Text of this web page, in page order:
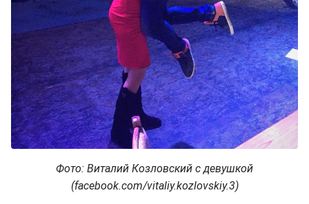
Фото: Виталий Козловский с девушкой
(facebook.com/vitaliy.kozlovskiy.3)